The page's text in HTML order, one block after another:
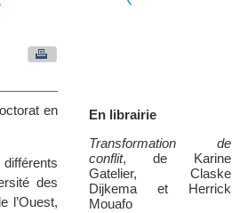
En librairie
Transformation de
conflit, de Karine
Gatelier, Claske
Dijkema et Herrick
Mouafo
en
des
l’Ouest,